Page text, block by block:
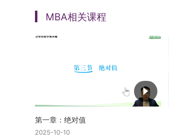
MBA相关课程
第一章：绝对值
2025-10-10